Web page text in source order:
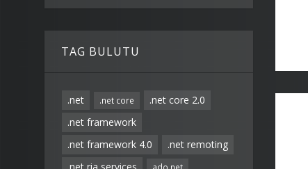
TAG BULUTU
.net .net core
.net core 2.0
.net framework
.net framework 4.0
.net remoting